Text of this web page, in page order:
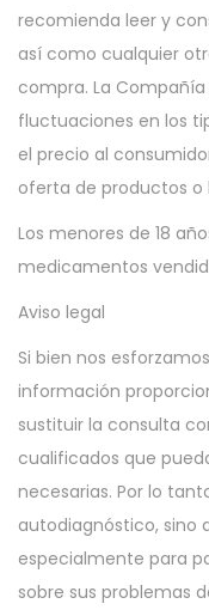
recomienda leer y
así como cualquier
compra. La
fluctuaciones en los
el precio al
oferta de productos o
Los menores de 18
medicamentos
Aviso legal
Si bien nos
información
sustituir la consulta
cualificados que
necesarias. Por lo
autodiagnóstico, sino
especialmente para
sobre sus problemas